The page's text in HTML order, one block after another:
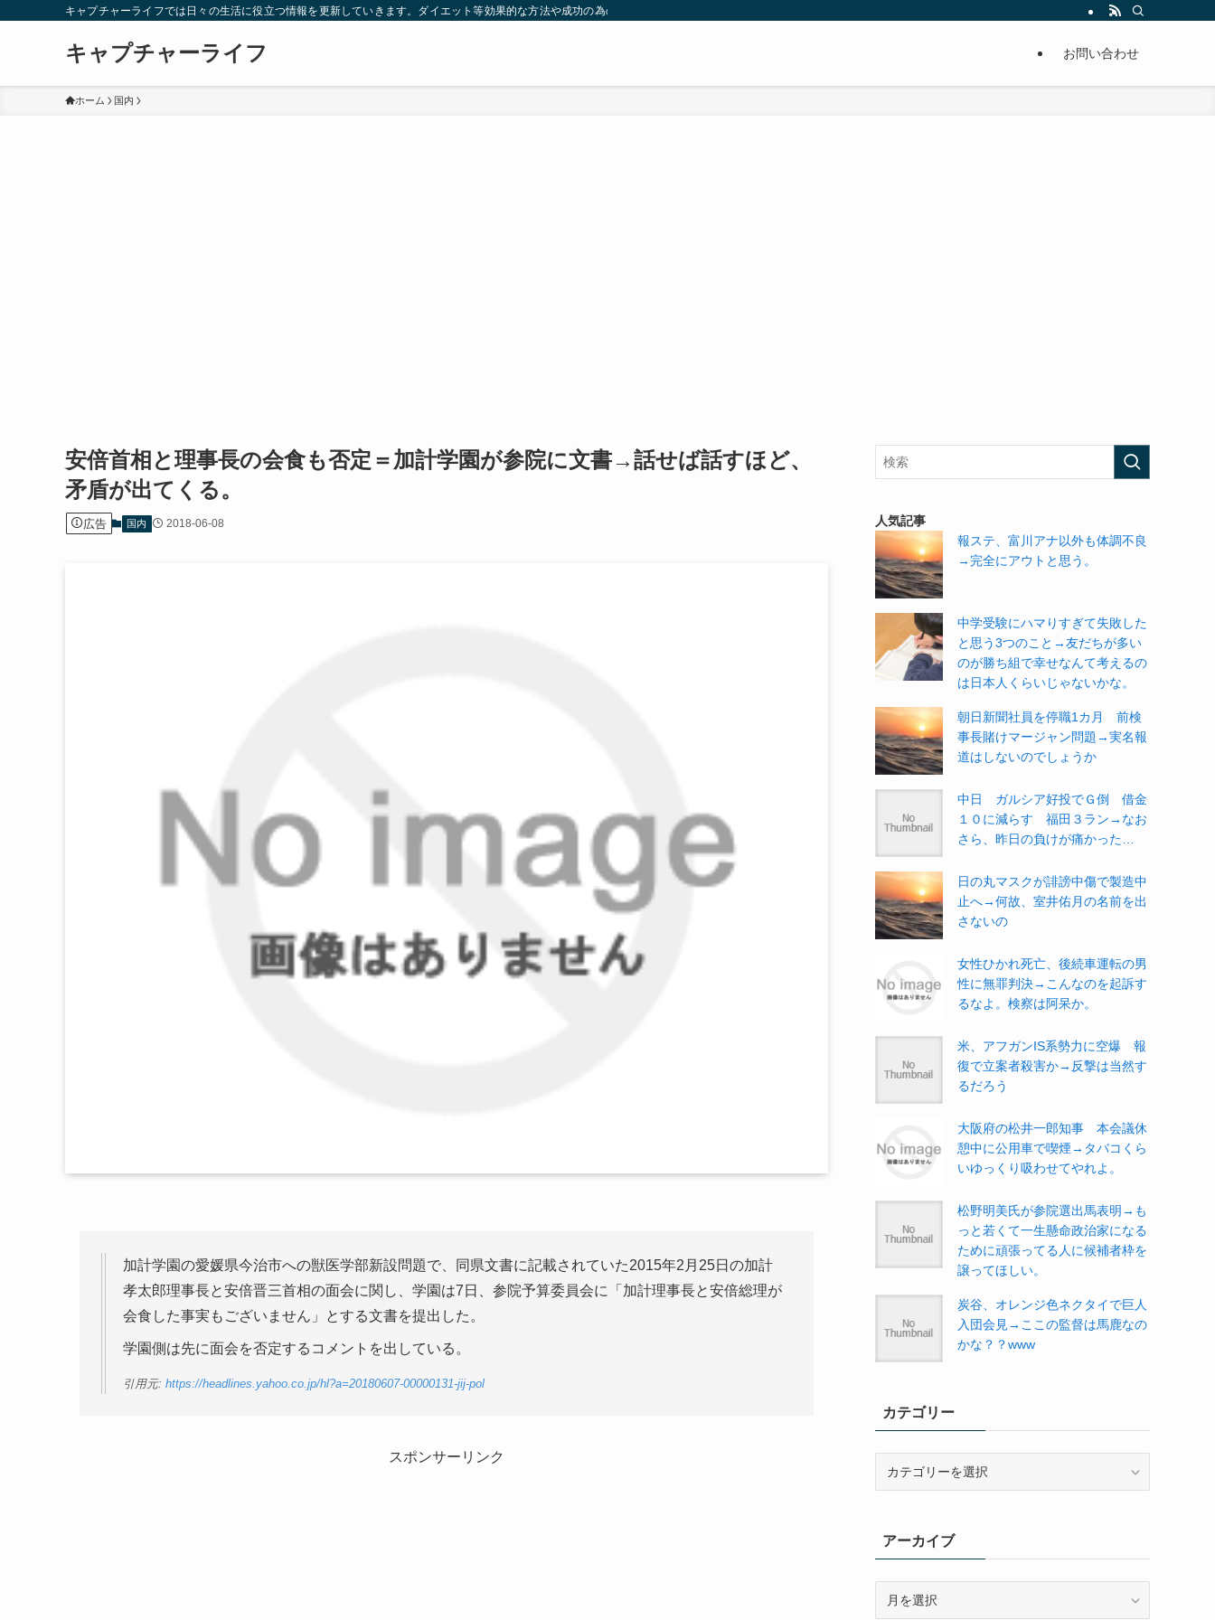
キャプチャーライフでは日々の生活に役立つ情報を更新していきます。ダイエット等効果的な方法や成功の為の秘訣等。太ったり悩んでいる方々が簡単に痩せることが出来るように分かりやすくまとめています。
キャプチャーライフ お問い合わせ
ホーム 国内
安倍首相と理事長の会食も否定＝加計学園が参院に文書→話せば話すほど、
矛盾が出てくる。
広告 国内 2018-06-08
加計学園の愛媛県今治市への獣医学部新設問題で、同県文書に記載されていた2015年2月25日の加計
孝太郎理事長と安倍晋三首相の面会に関し、学園は7日、参院予算委員会に「加計理事長と安倍総理が
会食した事実もございません」とする文書を提出した。
学園側は先に面会を否定するコメントを出している。
引用元: https://headlines.yahoo.co.jp/hl?a=20180607-00000131-jij-pol
スポンサーリンク
人気記事
報ステ、富川アナ以外も体調不良
→完全にアウトと思う。
中学受験にハマりすぎて失敗した
と思う3つのこと→友だちが多い
のが勝ち組で幸せなんて考えるの
は日本人くらいじゃないかな。
朝日新聞社員を停職1カ月 前検
事長賭けマージャン問題→実名報
道はしないのでしょうか
中日 ガルシア好投でＧ倒 借金
１０に減らす 福田３ラン→なお
さら、昨日の負けが痛かった…
日の丸マスクが誹謗中傷で製造中
止へ→何故、室井佑月の名前を出
さないの
女性ひかれ死亡、後続車運転の男
性に無罪判決→こんなのを起訴す
るなよ。検察は阿呆か。
米、アフガンIS系勢力に空爆 報
復で立案者殺害か→反撃は当然す
るだろう
大阪府の松井一郎知事 本会議休
憩中に公用車で喫煙→タバコくら
いゆっくり吸わせてやれよ。
松野明美氏が参院選出馬表明→も
っと若くて一生懸命政治家になる
ために頑張ってる人に候補者枠を
譲ってほしい。
炭谷、オレンジ色ネクタイで巨人
入団会見→ここの監督は馬鹿なの
かな？？www
カテゴリー
ーアーカイブ